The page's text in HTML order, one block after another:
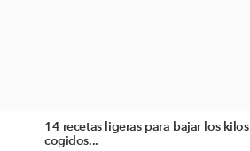
14 recetas ligeras para bajar los kilos
cogidos...